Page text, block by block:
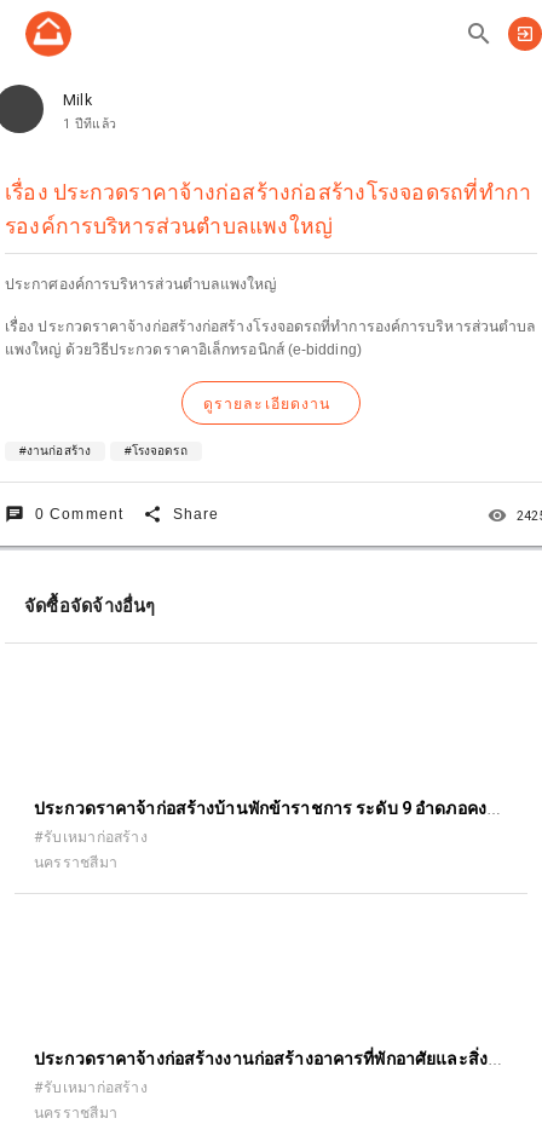
search exit_to_app
Milk
1 ปีที่แล้ว
เรื่อง ประกวดราคาจ้างก่อสร้างก่อสร้างโรงจอดรถที่ทำกา
รองค์การบริหารส่วนตำบลแพงใหญ่
ประกาศองค์การบริหารส่วนตำบลแพงใหญ่
เรื่อง ประกวดราคาจ้างก่อสร้างก่อสร้างโรงจอดรถที่ทำการองค์การบริหารส่วนตำบล
แพงใหญ่ ด้วยวิธีประกวดราคาอิเล็กทรอนิกส์ (e-bidding)
ดูรายละเอียดงาน
#งานก่อสร้าง #โรงจอดรถ
chat 0 Comment share Share remove_red_eye
จัดซื้อจัดจ้างอื่นๆ
ประกวดราคาจ้าก่อสร้างบ้านพักข้าราชการ ระดับ 9 อำดภอคง
จังหวัดนครราชสีมา
#รับเหมาก่อสร้าง
นครราชสีมา
ประกวดราคาจ้างก่อสร้างงานก่อสร้างอาคารที่พักอาศัยและสิ่ง
ก่อสร้างประกอบ
#รับเหมาก่อสร้าง
นครราชสีมา